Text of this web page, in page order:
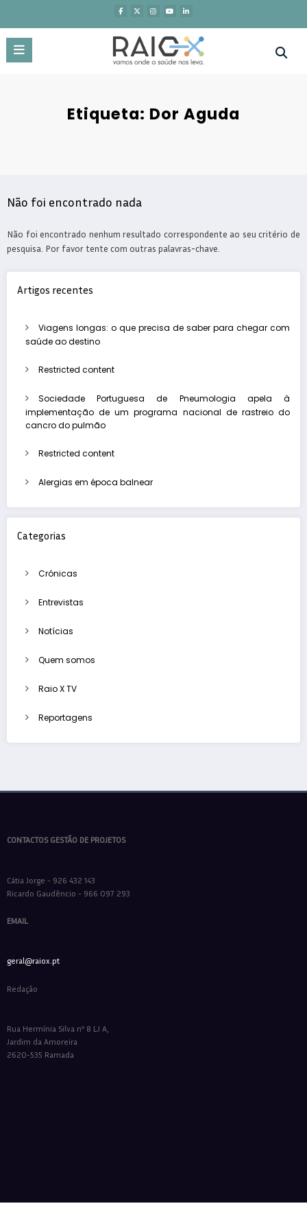
o
conteúdo
Etiqueta: Dor Aguda
Não foi encontrado nada
Não foi encontrado nenhum resultado correspondente ao seu critério de
pesquisa. Por favor tente com outras palavras-chave.
Artigos recentes
Viagens longas: o que precisa de saber para chegar com
saúde ao destino
Restricted content
Sociedade Portuguesa de Pneumologia apela à
implementação de um programa nacional de rastreio do
cancro do pulmão
Restricted content
Alergias em época balnear
Categorias
Crónicas
Entrevistas
Notícias
Quem somos
Raio X TV
Reportagens
CONTACTOS GESTÃO DE PROJETOS
Cátia Jorge - 926 432 143
Ricardo Gaudêncio - 966 097 293
EMAIL
geral@raiox.pt
Redação
Rua Hermínia Silva nº 8 LJ A,
Jardim da Amoreira
2620-535 Ramada